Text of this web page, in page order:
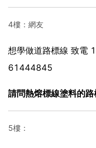
4樓：網友
想學做道路標線 致電
61444845
請問熱熔標線塗料的
5樓：